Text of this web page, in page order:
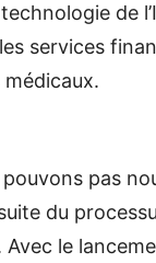
de
services
médicaux.
pas
du
Avec le